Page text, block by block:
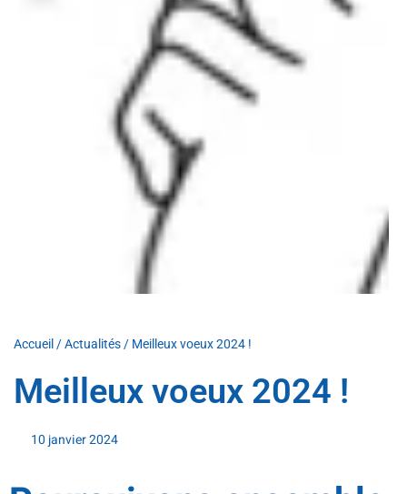
Accueil /Actualités/ Meilleux voeux 2024 !
Meilleux voeux 2024 !
10 janvier 2024